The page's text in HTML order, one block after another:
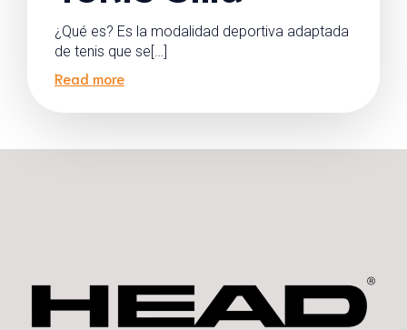
¿Qué es? Es la modalidad deportiva adaptada
de tenis que se[…]
Read more